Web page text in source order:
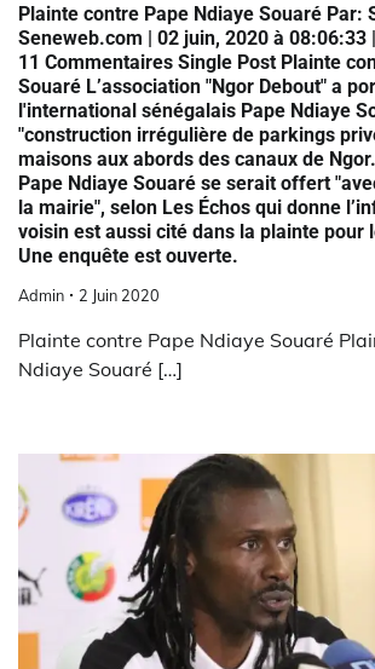
Plainte contre Pape Ndiaye Souaré Par:
Seneweb.com | 02 juin, 2020 à 08:06:33
11 Commentaires Single Post Plainte
Souaré L’association "Ngor Debout" a
l'international sénégalais Pape Ndiaye
"construction irrégulière de parkings
maisons aux abords des canaux de
Pape Ndiaye Souaré se serait offert
la mairie", selon Les Échos qui donne
voisin est aussi cité dans la plainte pour
Une enquête est ouverte.
Admin 2 Juin 2020
Plainte contre Pape Ndiaye Souaré
Ndiaye Souaré […]